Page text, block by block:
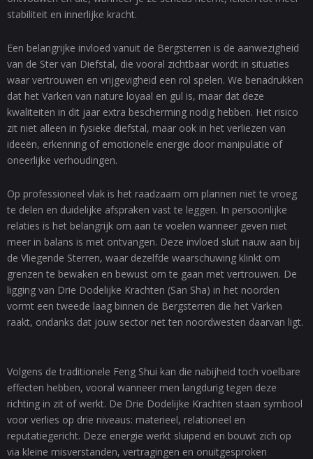
stabiliteit en innerlijke kracht.
Een belangrijke invloed vanuit de Bergsterren is de aanwezigheid
van de Ster van Diefstal, die vooral zichtbaar wordt in situaties
waar vertrouwen en vrijgevigheid een rol spelen. We benadrukken
dat het Varken van nature loyaal en gul is, maar dat deze
kwaliteiten in dit jaar extra bescherming nodig hebben. Het risico
zit niet alleen in fysieke diefstal, maar ook in het verliezen van
ideeën, erkenning of emotionele energie door manipulatie of
oneerlijke verhoudingen.
Op professioneel vlak is het raadzaam om plannen niet te vroeg
te delen en duidelijke afspraken vast te leggen. In persoonlijke
relaties is het belangrijk om aan te voelen wanneer geven niet
meer in balans is met ontvangen. Deze invloed sluit nauw aan bij
de Vliegende Sterren, waar dezelfde waarschuwing klinkt om
grenzen te bewaken en bewust om te gaan met vertrouwen. De
ligging van Drie Dodelijke Krachten (San Sha) in het noorden
vormt een tweede laag binnen de Bergsterren die het Varken
raakt, ondanks dat jouw sector net ten noordwesten daarvan ligt.
Volgens de traditionele Feng Shui kan die nabijheid toch voelbare
effecten hebben, vooral wanneer men langdurig tegen deze
richting in zit of werkt. De Drie Dodelijke Krachten staan symbool
voor verlies op drie niveaus: materieel, relationeel en
reputatiegericht. Deze energie werkt sluipend en bouwt zich op
via kleine misverstanden, vertragingen en onuitgesproken